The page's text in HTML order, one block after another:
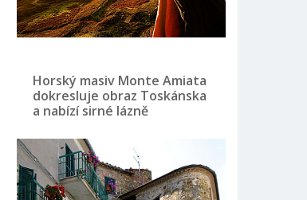
Horský masiv Monte Amiata
dokresluje obraz Toskánska
a nabízí sirné lázně